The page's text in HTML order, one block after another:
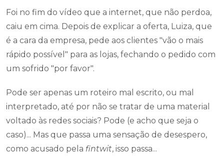
Foi no fim do vídeo que a internet, que não perdoa,
caiu em cima. Depois de explicar a oferta, Luiza, que
é a cara da empresa, pede aos clientes "vão o mais
rápido possível" para as lojas, fechando o pedido com
um sofrido "por favor".
Pode ser apenas um roteiro mal escrito, ou mal
interpretado, até por não se tratar de uma material
voltado às redes sociais? Pode (e acho que seja o
caso)... Mas que passa uma sensação de desespero,
como acusado pela fintwit, isso passa...